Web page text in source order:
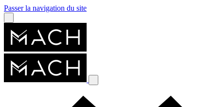
Passer la navigation du site